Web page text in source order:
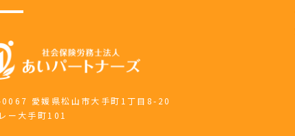
愛媛県松山市大手町1丁目8-20
ー大手町101